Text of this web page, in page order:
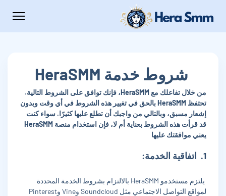
شروط خدمة HeraSMM
من خلال تفاعلك مع HeraSMM، فإنك توافق على الشروط التالية.
تحتفظ HeraSMM بالحق في تغيير هذه الشروط في أي وقت وبدون
إشعار مسبق، وبالتالي من واجبك أن تطلع عليها كثيرًا. سواء كنت
قد قرأت هذه الشروط بعناية أم لا، فإن استخدام منصة HeraSMM
يعني موافقتك عليها
1. اتفاقية الخدمة:
يلتزم مستخدمو HeraSMM بالالتزام بشروط الخدمة المحددة
لمواقع التواصل الاجتماعي مثل Soundcloud وVine وPinterest